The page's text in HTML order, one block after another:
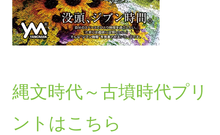
縄文時代～古墳時代プリ
ントはこちら